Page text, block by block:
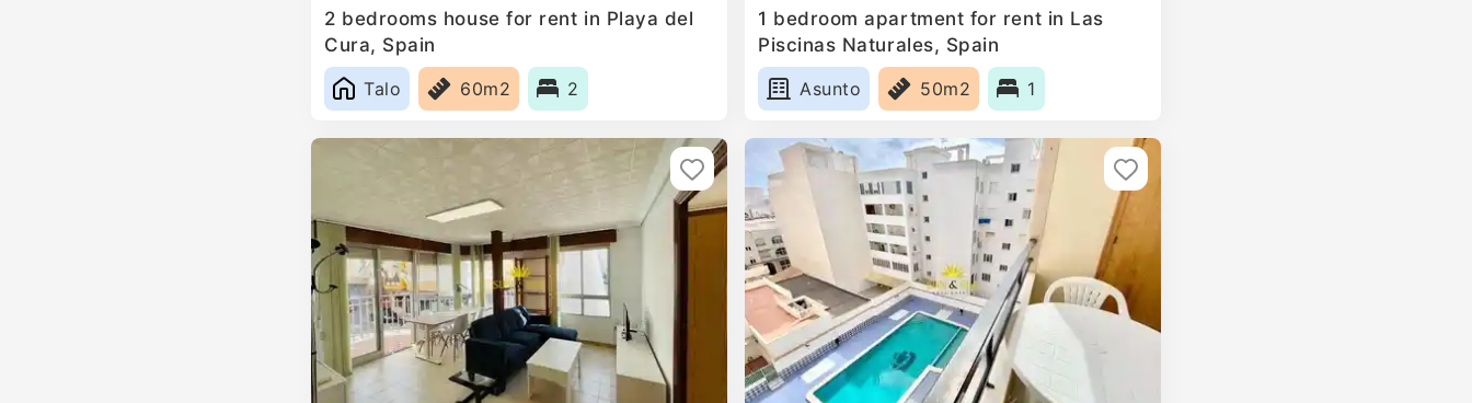
2 bedrooms house for rent in Playa del
Cura, Spain
Talo
60m2 2
1 bedroom apartment for rent in Las
Piscinas Naturales, Spain
Asunto
50m2 1